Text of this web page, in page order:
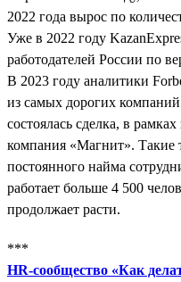
2022 года вырос по
Уже в 2022 году
работодателей России по
В 2023 году аналитики
из самых дорогих
состоялась сделка, в
компания «Магнит». Такие
постоянного найма
работает больше 4 500
продолжает расти.
***
HR-сообщество «Как